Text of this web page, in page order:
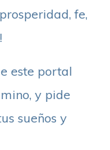
fe,
este portal
y pide
sueños y